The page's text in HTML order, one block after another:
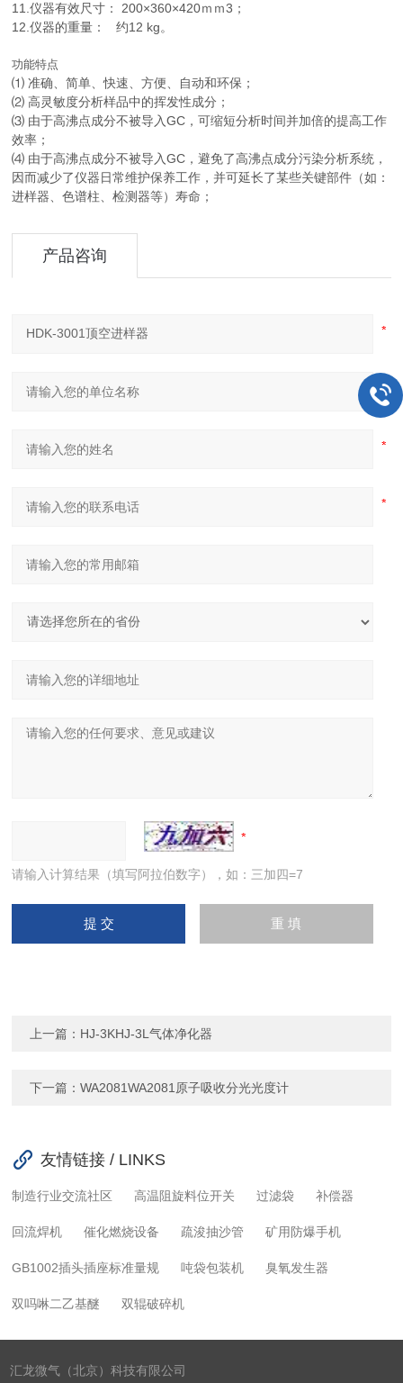
11.仪器有效尺寸： 200×360×420ｍｍ3；
12.仪器的重量： 约12 kg。
功能特点
⑴ 准确、简单、快速、方便、自动和环保；
⑵ 高灵敏度分析样品中的挥发性成分；
⑶ 由于高沸点成分不被导入GC，可缩短分析时间并加倍的提高工作
效率；
⑷ 由于高沸点成分不被导入GC，避免了高沸点成分污染分析系统，
因而减少了仪器日常维护保养工作，并可延长了某些关键部件（如：
进样器、色谱柱、检测器等）寿命；
产品咨询
请输入计算结果（填写阿拉伯数字），如：三加四=7
上一篇： HJ-3KHJ-3L气体净化器
下一篇：WA2081WA2081原子吸收分光光度计
友情链接 / LINKS
制造行业交流社区 高温阻旋料位开关 过滤袋 补偿器
回流焊机 催化燃烧设备 疏浚抽沙管 矿用防爆手机
GB1002插头插座标准量规 吨袋包装机 臭氧发生器
双吗啉二乙基醚 双辊破碎机
汇龙微气（北京）科技有限公司